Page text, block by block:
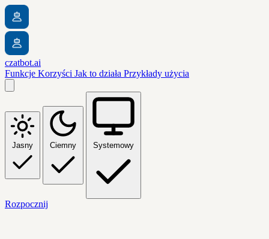
czatbot.ai
Funkcje Korzyści Jak to działa Przykłady użycia
Jasny Ciemny Systemowy
Rozpocznij